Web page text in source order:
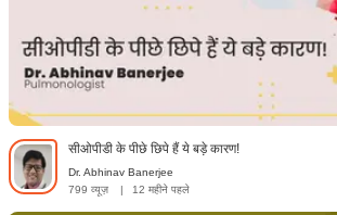
सीओपीडी के पीछे छिपे हैं ये बड़े कारण!
Dr. Abhinav Banerjee
799 व्यूज़
12 महीने पहले